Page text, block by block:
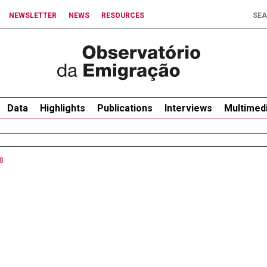
NEWSLETTER NEWS RESOURCES
Data Highlights Publications Interviews